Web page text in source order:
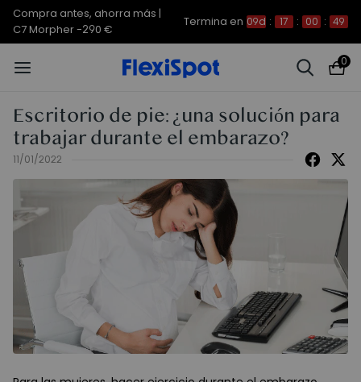
Compra antes, ahorra más |
C7 Morpher -290 €
Termina en 09d : 17 : 00 : 48
0
Escritorio de pie: ¿una solución para
trabajar durante el embarazo?
11/01/2022